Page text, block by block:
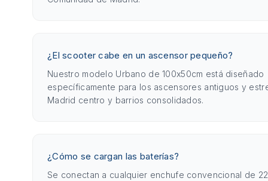
¿El scooter cabe en un ascensor pequeño?
Nuestro modelo Urbano de 100x50cm está diseñado
específicamente para los ascensores antiguos y
Madrid centro y barrios consolidados.
¿Cómo se cargan las baterías?
Se conectan a cualquier enchufe convencional de